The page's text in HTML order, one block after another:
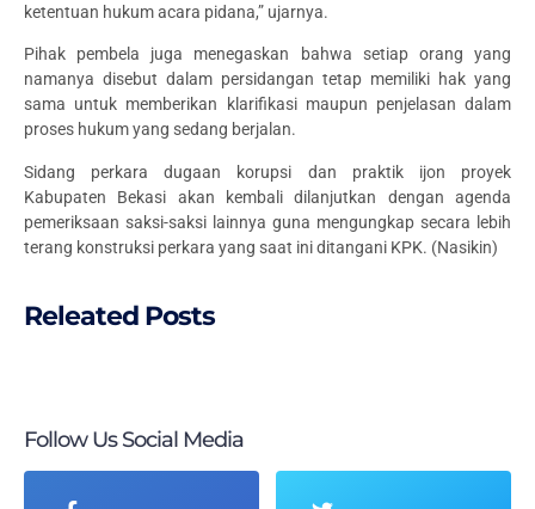
ketentuan hukum acara pidana,” ujarnya.
Pihak pembela juga menegaskan bahwa setiap orang yang
namanya disebut dalam persidangan tetap memiliki hak yang
sama untuk memberikan klarifikasi maupun penjelasan dalam
proses hukum yang sedang berjalan.
Sidang perkara dugaan korupsi dan praktik ijon proyek
Kabupaten Bekasi akan kembali dilanjutkan dengan agenda
pemeriksaan saksi-saksi lainnya guna mengungkap secara lebih
terang konstruksi perkara yang saat ini ditangani KPK. (Nasikin)
Releated Posts
Follow Us Social Media